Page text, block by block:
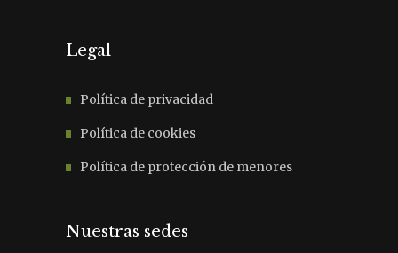
Legal
Política de privacidad
Política de cookies
Política de protección de menores
Nuestras sedes